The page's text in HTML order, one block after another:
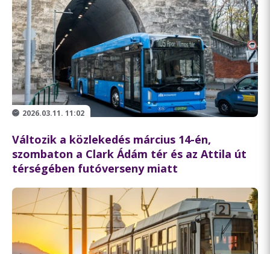
2026.03.11. 11:02
Változik a közlekedés március 14-én,
szombaton a Clark Ádám tér és az Attila út
térségében futóverseny miatt